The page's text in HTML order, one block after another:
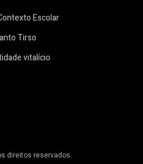
Escolar
Tirso
vitalício
direitos reservados.